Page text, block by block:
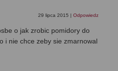
29 lipca 2015 | Odpowiedz
o jak zrobic pomidory do
i nie chce zeby sie zmarnowal